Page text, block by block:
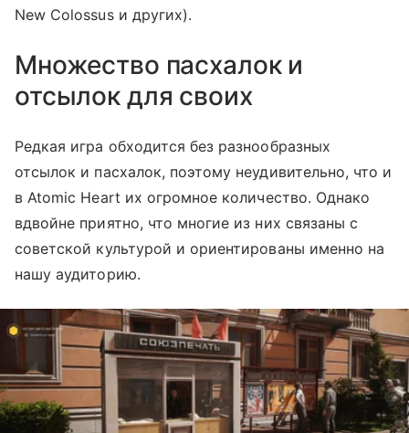
New Colossus и других).
Множество пасхалок и
отсылок для своих
Редкая игра обходится без разнообразных
отсылок и пасхалок, поэтому неудивительно, что и
в Atomic Heart их огромное количество. Однако
вдвойне приятно, что многие из них связаны с
советской культурой и ориентированы именно на
нашу аудиторию.